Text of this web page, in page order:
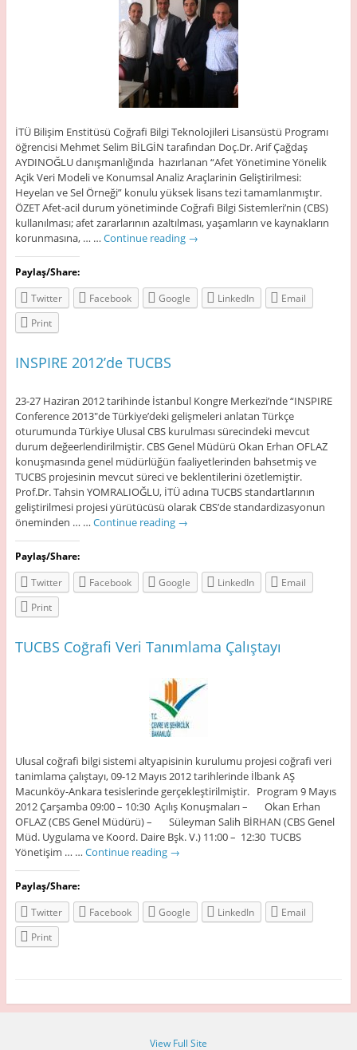
İTÜ Bilişim Enstitüsü Coğrafi Bilgi Teknolojileri Lisansüstü Programı
öğrencisi Mehmet Selim BİLGİN tarafından Doç.Dr. Arif Çağdaş
AYDINOĞLU danışmanlığında hazırlanan “Afet Yönetimine Yönelik
Açik Veri Modeli ve Konumsal Analiz Araçlarinin Geliştirilmesi:
Heyelan ve Sel Örneği” konulu yüksek lisans tezi tamamlanmıştır.
ÖZET Afet-acil durum yönetiminde Coğrafi Bilgi Sistemleri’nin (CBS)
kullanılması; afet zararlarının azaltılması, yaşamların ve kaynakların
korunmasına, … … Continue reading →
Paylaş/Share:
Twitter
Facebook Google LinkedIn
Email
Print
INSPIRE 2012’de TUCBS
23-27 Haziran 2012 tarihinde İstanbul Kongre Merkezi’nde “INSPIRE
Conference 2013″de Türkiye’deki gelişmeleri anlatan Türkçe
oturumunda Türkiye Ulusal CBS kurulması sürecindeki mevcut
durum değeerlendirilmiştir. CBS Genel Müdürü Okan Erhan OFLAZ
konuşmasında genel müdürlüğün faaliyetlerinden bahsetmiş ve
TUCBS projesinin mevcut süreci ve beklentilerini özetlemiştir.
Prof.Dr. Tahsin YOMRALIOĞLU, İTÜ adına TUCBS standartlarının
geliştirilmesi projesi yürütücüsü olarak CBS’de standardizasyonun
öneminden … … Continue reading →
Paylaş/Share:
Twitter
Facebook Google LinkedIn
Email
Print
TUCBS Coğrafi Veri Tanımlama Çalıştayı
Ulusal coğrafi bilgi sistemi altyapisinin kurulumu projesi coğrafi veri
tanimlama çalıştayı, 09-12 Mayıs 2012 tarihlerinde İlbank AŞ
Macunköy-Ankara tesislerinde gerçekleştirilmiştir. Program 9 Mayıs
2012 Çarşamba 09:00 – 10:30 Açılış Konuşmaları – Okan Erhan
OFLAZ (CBS Genel Müdürü) – Süleyman Salih BİRHAN (CBS Genel
Müd. Uygulama ve Koord. Daire Bşk. V.) 11:00 – 12:30 TUCBS
Yönetişim … … Continue reading →
Paylaş/Share:
Twitter
Facebook Google LinkedIn
Email
Print
View Full Site